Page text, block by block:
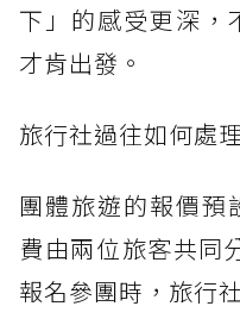
下」的感受更深，
才肯出發。
旅行社過往如何處
團體旅遊的報價預
費由兩位旅客共同
報名參團時，旅行